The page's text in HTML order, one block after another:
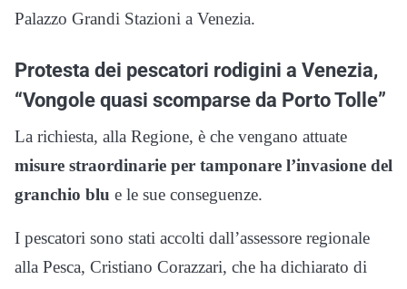
Palazzo Grandi Stazioni a Venezia.
Protesta dei pescatori rodigini a Venezia,
“Vongole quasi scomparse da Porto Tolle”
La richiesta, alla Regione, è che vengano attuate
misure straordinarie per tamponare l’invasione del
granchio blu e le sue conseguenze.
I pescatori sono stati accolti dall’assessore regionale
alla Pesca, Cristiano Corazzari, che ha dichiarato di